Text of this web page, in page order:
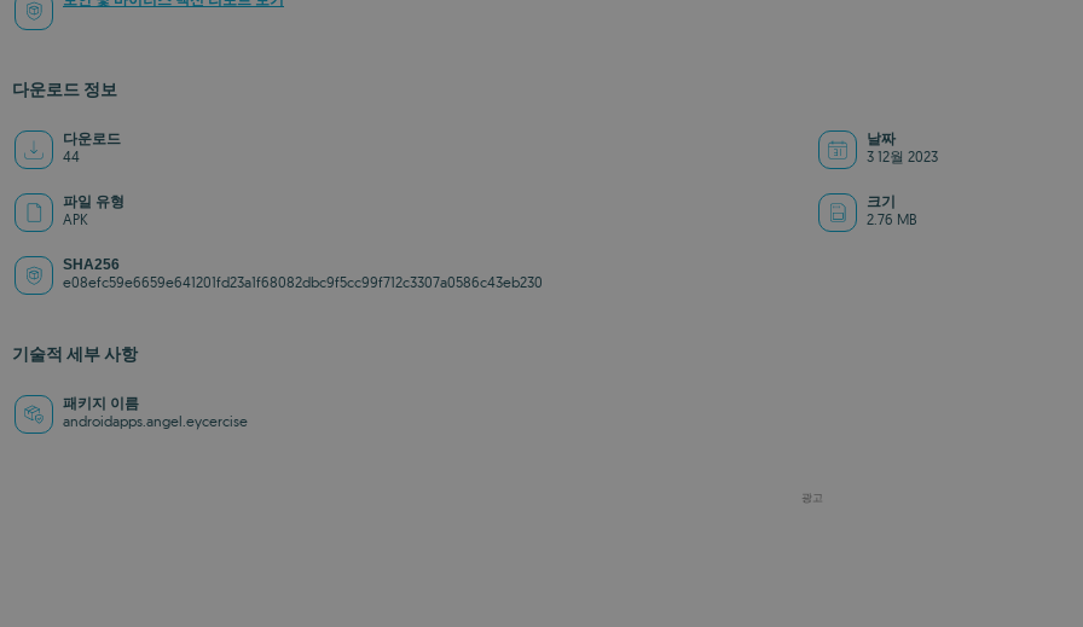
다운로드 정보
다운로드
44
날짜
3 12월 2023
파일 유형
APK
크기
2.76 MB
SHA256
e08efc59e6659e641201fd23a1f68082dbc9f5cc99f712c3307a0586c43eb230
기술적 세부 사항
패키지 이름
androidapps.angel.eycercise
광고